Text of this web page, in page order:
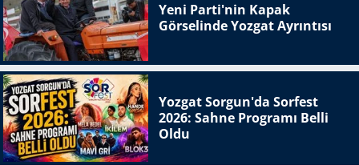
Yeni Parti'nin Kapak
Görselinde Yozgat Ayrıntısı
Yozgat Sorgun'da Sorfest
2026: Sahne Programı Belli
Oldu